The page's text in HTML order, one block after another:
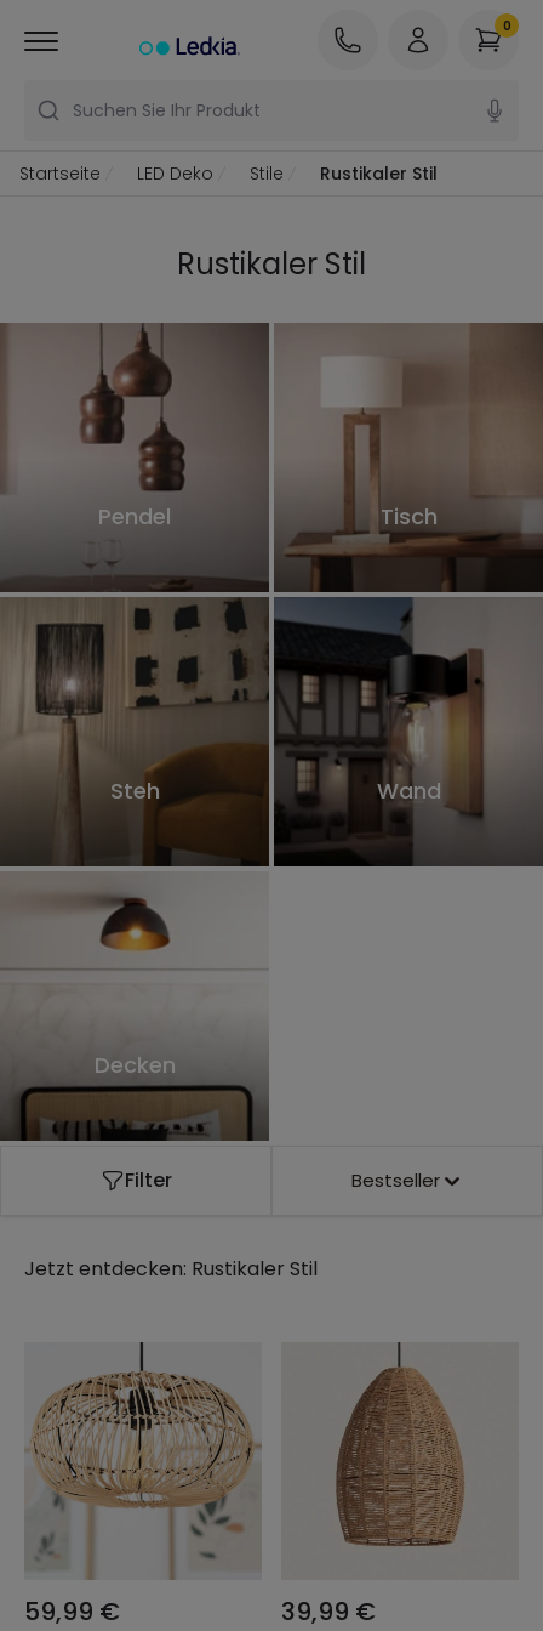
Suchen Sie Ihr Produkt
0
Startseite LED Deko Stile Rustikaler Stil
Rustikaler Stil
Pendel Tisch
Steh Wand
Decken
Filter Bestseller
Jetzt entdecken: Rustikaler Stil
59,99 € 39,99 €